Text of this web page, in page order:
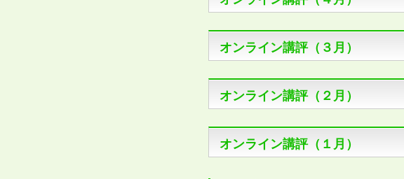
オンライン講評（３月）
オンライン講評（２月）
オンライン講評（１月）